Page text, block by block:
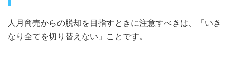
人月商売からの脱却を目指すときに注意すべきは、「いき
なり全てを切り替えない」ことです。